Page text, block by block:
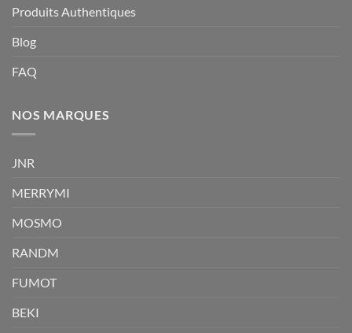
Produits Authentiques
Blog
FAQ
NOS MARQUES
JNR
MERRYMI
MOSMO
RANDM
FUMOT
BEKI